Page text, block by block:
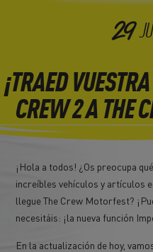
29
¡TRAED
CREW 2 A THE
¡Hola a todos! ¿Os preocupa
increíbles vehículos y artículos
llegue The Crew Motorfest?
necesitáis: ¡la nueva función
En la actualización de hoy,